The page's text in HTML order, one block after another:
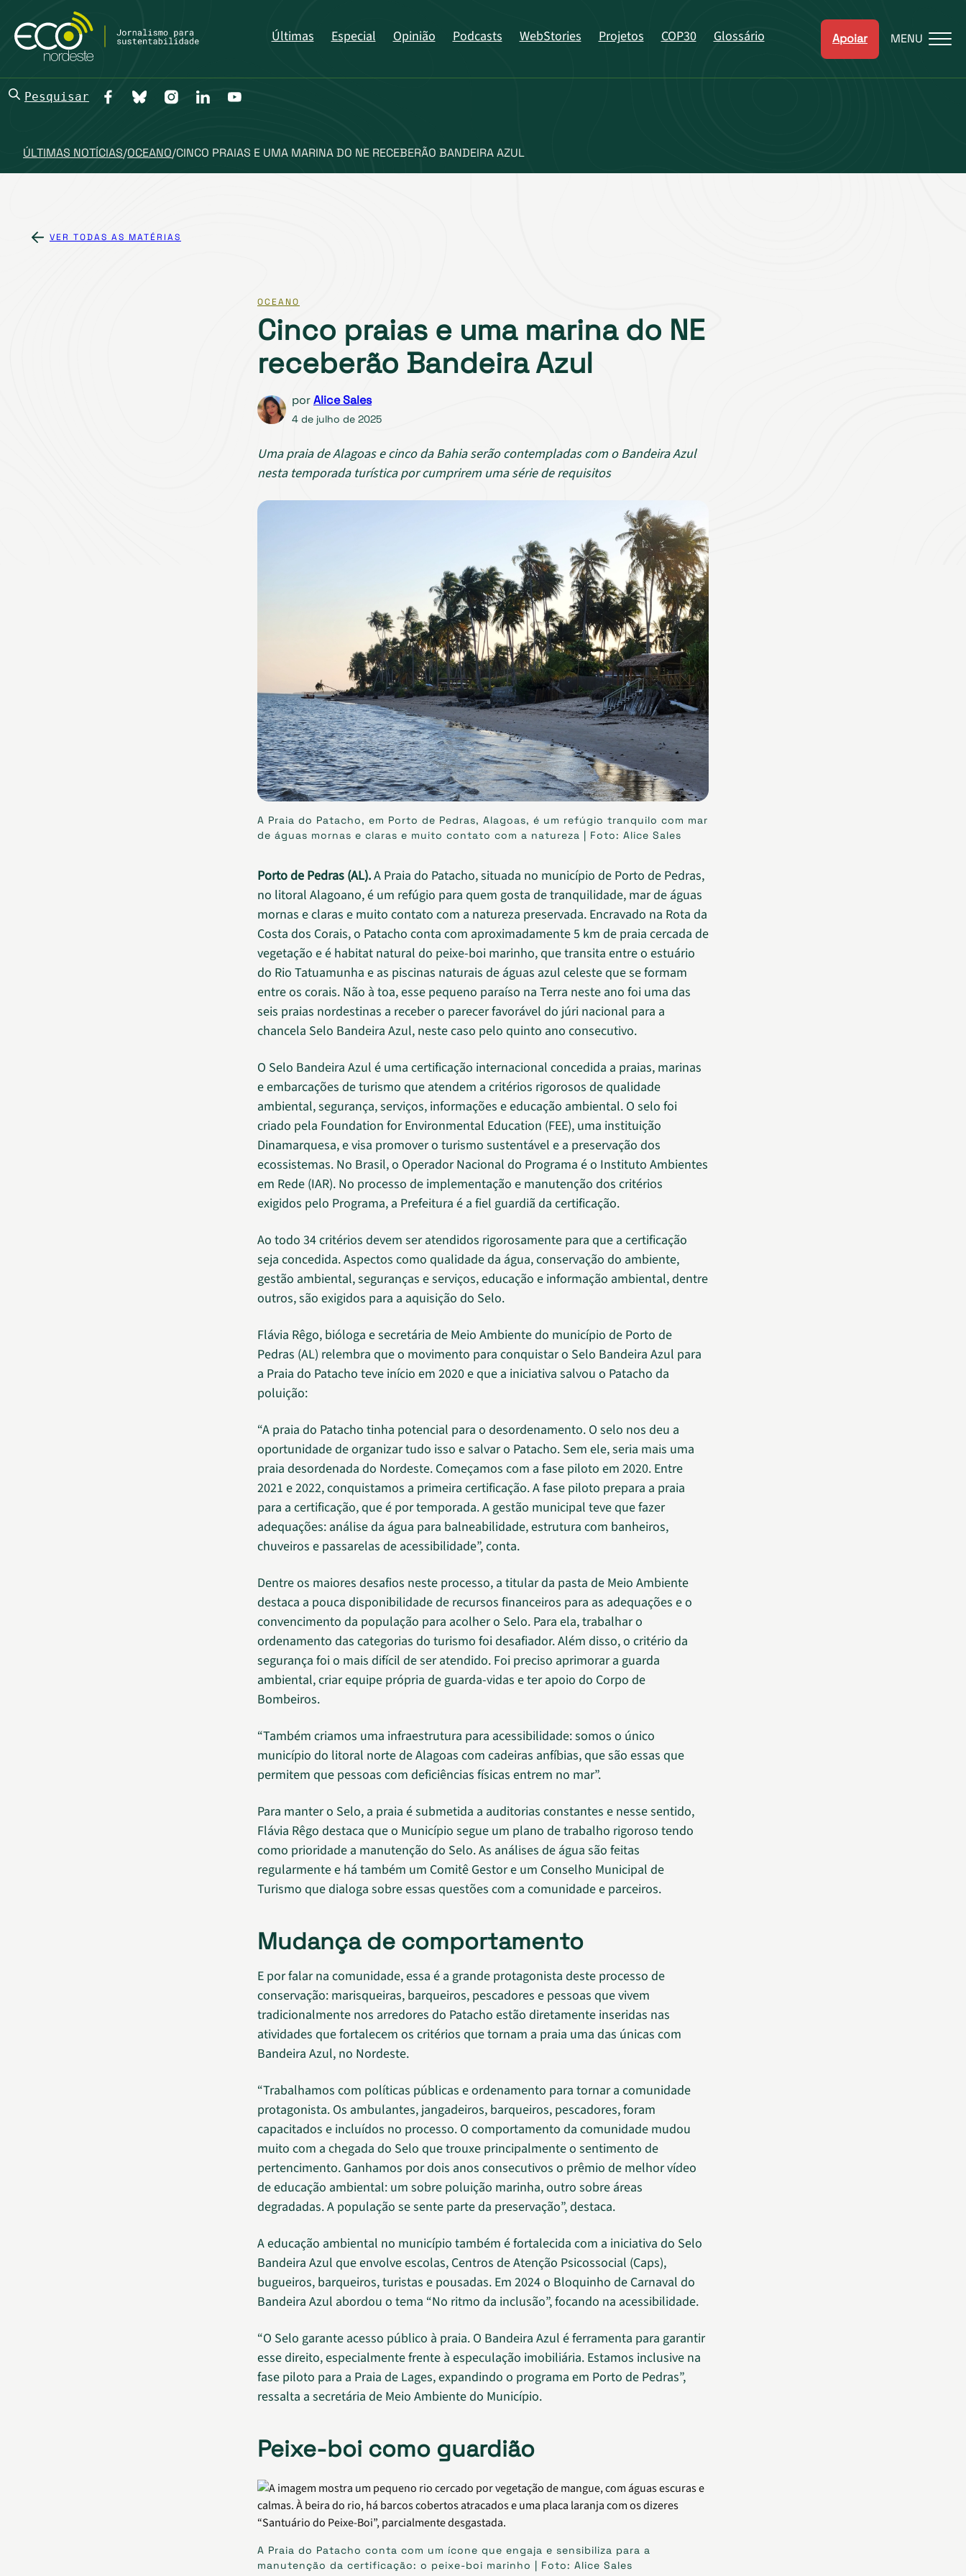
Últimas Especial Opinião Podcasts WebStories Projetos COP30 Glossário Apoiar MENU
Pesquisar
ÚLTIMAS NOTÍCIAS/OCEANO/CINCO PRAIAS E UMA MARINA DO NE RECEBERÃO BANDEIRA AZUL
VER TODAS AS MATÉRIAS
OCEANO
Cinco praias e uma marina do NE
receberão Bandeira Azul
porAlice Sales
4 de julho de 2025
Uma praia de Alagoas e cinco da Bahia serão contempladas com o Bandeira Azul
nesta temporada turística por cumprirem uma série de requisitos
A Praia do Patacho, em Porto de Pedras, Alagoas, é um refúgio tranquilo com mar
de águas mornas e claras e muito contato com a natureza | Foto: Alice Sales
Porto de Pedras (AL).A Praia do Patacho, situada no município de Porto de Pedras,
no litoral Alagoano, é um refúgio para quem gosta de tranquilidade, mar de águas
mornas e claras e muito contato com a natureza preservada. Encravado na Rota da
Costa dos Corais, o Patacho conta com aproximadamente 5 km de praia cercada de
vegetação e é habitat natural do peixe-boi marinho, que transita entre o estuário
do Rio Tatuamunha e as piscinas naturais de águas azul celeste que se formam
entre os corais. Não à toa, esse pequeno paraíso na Terra neste ano foi uma das
seis praias nordestinas a receber o parecer favorável do júri nacional para a
chancela Selo Bandeira Azul, neste caso pelo quinto ano consecutivo.
O Selo Bandeira Azul é uma certificação internacional concedida a praias, marinas
e embarcações de turismo que atendem a critérios rigorosos de qualidade
ambiental, segurança, serviços, informações e educação ambiental. O selo foi
criado pela Foundation for Environmental Education (FEE), uma instituição
Dinamarquesa, e visa promover o turismo sustentável e a preservação dos
ecossistemas. No Brasil, o Operador Nacional do Programa é o Instituto Ambientes
em Rede (IAR). No processo de implementação e manutenção dos critérios
exigidos pelo Programa, a Prefeitura é a fiel guardiã da certificação.
Ao todo 34 critérios devem ser atendidos rigorosamente para que a certificação
seja concedida. Aspectos como qualidade da água, conservação do ambiente,
gestão ambiental, seguranças e serviços, educação e informação ambiental, dentre
outros, são exigidos para a aquisição do Selo.
Flávia Rêgo, bióloga e secretária de Meio Ambiente do município de Porto de
Pedras (AL) relembra que o movimento para conquistar o Selo Bandeira Azul para
a Praia do Patacho teve início em 2020 e que a iniciativa salvou o Patacho da
poluição:
“A praia do Patacho tinha potencial para o desordenamento. O selo nos deu a
oportunidade de organizar tudo isso e salvar o Patacho. Sem ele, seria mais uma
praia desordenada do Nordeste. Começamos com a fase piloto em 2020. Entre
2021 e 2022, conquistamos a primeira certificação. A fase piloto prepara a praia
para a certificação, que é por temporada. A gestão municipal teve que fazer
adequações: análise da água para balneabilidade, estrutura com banheiros,
chuveiros e passarelas de acessibilidade”, conta.
Dentre os maiores desafios neste processo, a titular da pasta de Meio Ambiente
destaca a pouca disponibilidade de recursos financeiros para as adequações e o
convencimento da população para acolher o Selo. Para ela, trabalhar o
ordenamento das categorias do turismo foi desafiador. Além disso, o critério da
segurança foi o mais difícil de ser atendido. Foi preciso aprimorar a guarda
ambiental, criar equipe própria de guarda-vidas e ter apoio do Corpo de
Bombeiros.
“Também criamos uma infraestrutura para acessibilidade: somos o único
município do litoral norte de Alagoas com cadeiras anfíbias, que são essas que
permitem que pessoas com deficiências físicas entrem no mar”.
Para manter o Selo, a praia é submetida a auditorias constantes e nesse sentido,
Flávia Rêgo destaca que o Município segue um plano de trabalho rigoroso tendo
como prioridade a manutenção do Selo. As análises de água são feitas
regularmente e há também um Comitê Gestor e um Conselho Municipal de
Turismo que dialoga sobre essas questões com a comunidade e parceiros.
Mudança de comportamento
E por falar na comunidade, essa é a grande protagonista deste processo de
conservação: marisqueiras, barqueiros, pescadores e pessoas que vivem
tradicionalmente nos arredores do Patacho estão diretamente inseridas nas
atividades que fortalecem os critérios que tornam a praia uma das únicas com
Bandeira Azul, no Nordeste.
“Trabalhamos com políticas públicas e ordenamento para tornar a comunidade
protagonista. Os ambulantes, jangadeiros, barqueiros, pescadores, foram
capacitados e incluídos no processo. O comportamento da comunidade mudou
muito com a chegada do Selo que trouxe principalmente o sentimento de
pertencimento. Ganhamos por dois anos consecutivos o prêmio de melhor vídeo
de educação ambiental: um sobre poluição marinha, outro sobre áreas
degradadas. A população se sente parte da preservação”, destaca.
A educação ambiental no município também é fortalecida com a iniciativa do Selo
Bandeira Azul que envolve escolas, Centros de Atenção Psicossocial (Caps),
bugueiros, barqueiros, turistas e pousadas. Em 2024 o Bloquinho de Carnaval do
Bandeira Azul abordou o tema “No ritmo da inclusão”, focando na acessibilidade.
“O Selo garante acesso público à praia. O Bandeira Azul é ferramenta para garantir
esse direito, especialmente frente à especulação imobiliária. Estamos inclusive na
fase piloto para a Praia de Lages, expandindo o programa em Porto de Pedras”,
ressalta a secretária de Meio Ambiente do Município.
Peixe-boi como guardião
A Praia do Patacho conta com um ícone que engaja e sensibiliza para a
manutenção da certificação: o peixe-boi marinho | Foto: Alice Sales